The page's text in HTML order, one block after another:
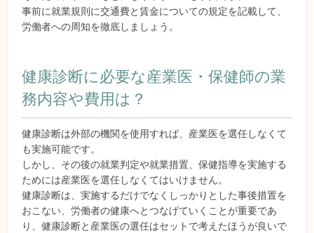
事前に就業規則に交通費と賃金についての規定を記載して、
労働者への周知を徹底しましょう。
健康診断に必要な産業医・保健師の業
務内容や費用は？
健康診断は外部の機関を使用すれば、産業医を選任しなくて
も実施可能です。
しかし、その後の就業判定や就業措置、保健指導を実施する
ためには産業医を選任しなくてはいけません。
健康診断は、実施するだけでなくしっかりとした事後措置を
おこない、労働者の健康へとつなげていくことが重要であ
り、健康診断と産業医の選任はセットで考えたほうが良いで